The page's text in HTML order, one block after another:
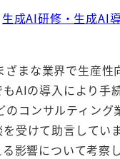
ゴリー
生成AI研修・生成AI
まな業界で生産
AIの導入により手
コンサルティン
受けて助言して
影響について考察し